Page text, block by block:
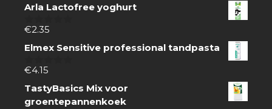
Arla Lactofree yoghurt
0
5
€2.35
Elmex Sensitive professional tandpasta
0
5
€4.15
TastyBasics Mix voor
groentepannenkoek